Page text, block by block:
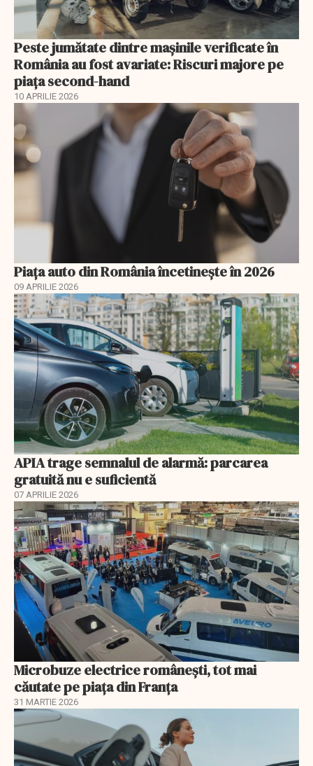
Peste jumătate dintre mașinile verificate în
România au fost avariate: Riscuri majore pe
piața second-hand
10 APRILIE 2026
Piața auto din România încetinește în 2026
09 APRILIE 2026
APIA trage semnalul de alarmă: parcarea
gratuită nu e suficientă
07 APRILIE 2026
Microbuze electrice românești, tot mai
căutate pe piața din Franța
31 MARTIE 2026